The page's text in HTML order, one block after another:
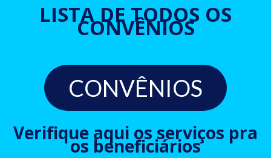
LISTA DE TODOS OS
CONVÊNIOS
CONVÊNIOS
Verifique aqui os serviços pra
os beneficiários